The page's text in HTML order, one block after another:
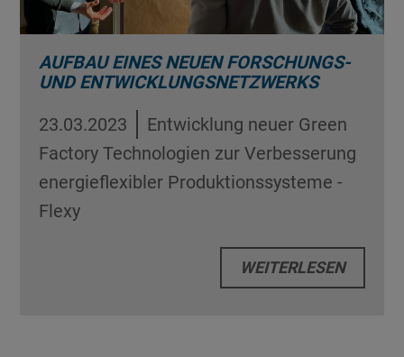
AUFBAU EINES NEUEN FORSCHUNGS-
UND ENTWICKLUNGSNETZWERKS
23.03.2023
Entwicklung neuer Green
Factory Technologien zur Verbesserung
energieflexibler Produktionssysteme -
Flexy
WEITERLESEN